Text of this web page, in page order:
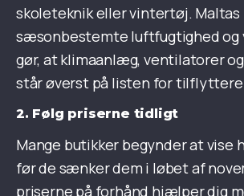
skoleteknik eller vintertøj. Maltas
sæsonbestemte luftfugtighed og
gør, at klimaanlæg, ventilatorer
står øverst på listen for
2. Følg priserne tidligt
Mange butikker begynder at vise
før de sænker dem i løbet af
priserne på forhånd hjælper dig